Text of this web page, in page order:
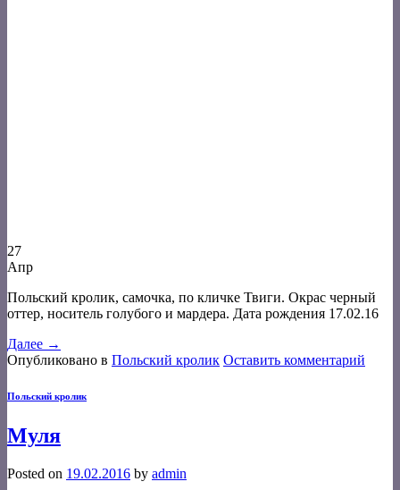
27
Апр
Польский кролик, самочка, по кличке Твиги. Окрас черный
оттер, носитель голубого и мардера. Дата рождения 17.02.16
Далее →
Опубликовано в Польский кролик Оставить комментарий
Польский кролик
Муля
Posted on 19.02.2016 by admin